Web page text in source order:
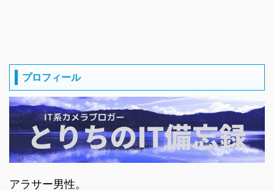
プロフィール
アラサー男性。